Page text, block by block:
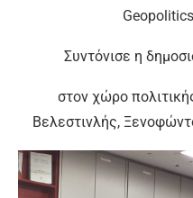
Συντόνισε η
στον χώρο
Βελεστινλής,